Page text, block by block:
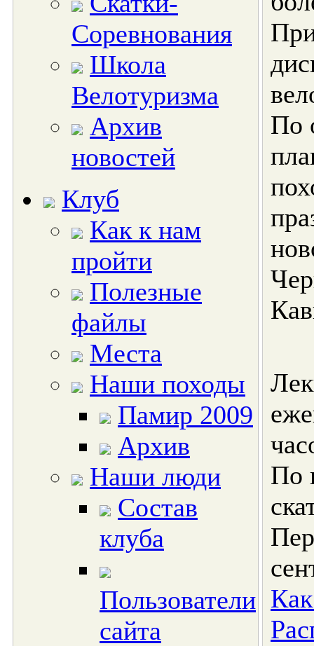
Соревнования
Школа
Велотуризма
Архив
новостей
Клуб
Как к нам
пройти
Полезные
файлы
Места
Наши походы
Памир 2009
Архив
Наши люди
Состав
клуба
Пользователи
сайта
По
По